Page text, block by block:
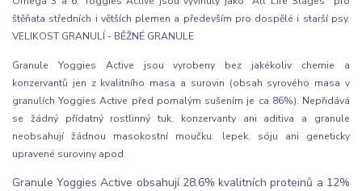
štěňata středních i větších plemen a především pro dospělé i starší psy.
VELIKOST GRANULÍ - BĚŽNÉ GRANULE
Granule Yoggies Active jsou vyrobeny bez jakékoliv chemie a
konzervantů jen z kvalitního masa a surovin (obsah syrového masa v
granulích Yoggies Active před pomalým sušením je ca 86%). Nepřidává
se žádný přídatný rostlinný tuk. konzervanty ani aditiva a granule
neobsahují žádnou masokostní moučku. lepek. sóju ani geneticky
upravené suroviny apod.
Granule Yoggies Active obsahují 28.6% kvalitních proteinů a 12%